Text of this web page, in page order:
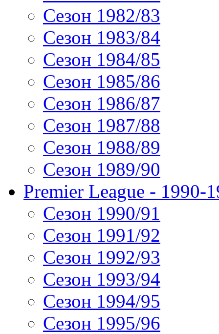
Сезон 1982/83
Сезон 1983/84
Сезон 1984/85
Сезон 1985/86
Сезон 1986/87
Сезон 1987/88
Сезон 1988/89
Сезон 1989/90
Premier League - 1990-
Сезон 1990/91
Сезон 1991/92
Сезон 1992/93
Сезон 1993/94
Сезон 1994/95
Сезон 1995/96